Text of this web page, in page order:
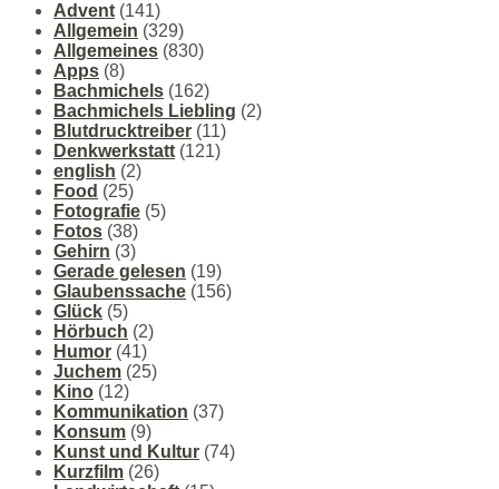
Advent (141)
Allgemein (329)
Allgemeines (830)
Apps (8)
Bachmichels (162)
Bachmichels Liebling (2)
Blutdrucktreiber (11)
Denkwerkstatt (121)
english (2)
Food (25)
Fotografie (5)
Fotos (38)
Gehirn (3)
Gerade gelesen (19)
Glaubenssache (156)
Glück (5)
Hörbuch (2)
Humor (41)
Juchem (25)
Kino (12)
Kommunikation (37)
Konsum (9)
Kunst und Kultur (74)
Kurzfilm (26)